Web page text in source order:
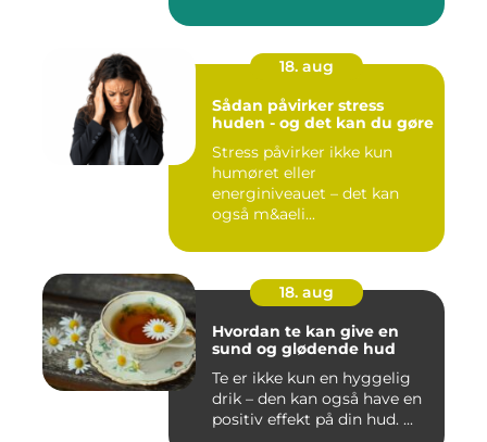
18. aug
Sådan påvirker stress
huden - og det kan du gøre
Stress påvirker ikke kun
humøret eller
energiniveauet – det kan
også m&aeli...
18. aug
Hvordan te kan give en
sund og glødende hud
Te er ikke kun en hyggelig
drik – den kan også have en
positiv effekt på din hud. ...